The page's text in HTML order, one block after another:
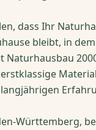
dass Ihr
bleibt, in
Naturhausbau
Württemberg,